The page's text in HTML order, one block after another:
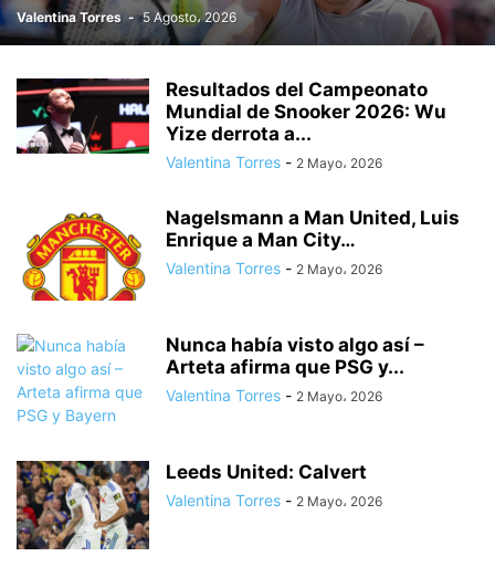
Valentina Torres - 5 Agosto، 2026
Resultados del Campeonato
Mundial de Snooker 2026: Wu
Yize derrota a...
Valentina Torres - 2 Mayo، 2026
Nagelsmann a Man United, Luis
Enrique a Man City…
Valentina Torres - 2 Mayo، 2026
Nunca había visto algo así –
Arteta afirma que PSG y...
Valentina Torres - 2 Mayo، 2026
Leeds United: Calvert
Valentina Torres - 2 Mayo، 2026